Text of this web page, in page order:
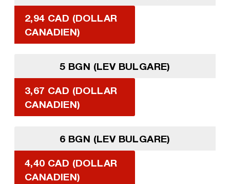
2,94 CAD (DOLLAR
CANADIEN)
5 BGN (LEV BULGARE)
3,67 CAD (DOLLAR
CANADIEN)
6 BGN (LEV BULGARE)
4,40 CAD (DOLLAR
CANADIEN)